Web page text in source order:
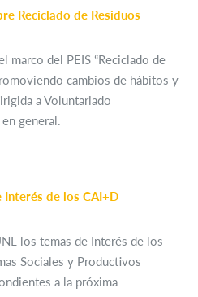
Reciclado de Residuos
marco del PEIS “Reciclado de
cambios de hábitos y
a Voluntariado
general.
Interés de los CAI+D
los temas de Interés de los
Sociales y Productivos
a la próxima